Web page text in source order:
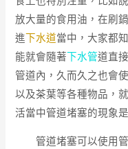
放大量的食用油，在刷
進下水道當中，大家都
能就會隨著下水管道直
管道內，久而久之也會
以及茶葉等各種物品，
活當中管道堵塞的現象
管道堵塞可以使用